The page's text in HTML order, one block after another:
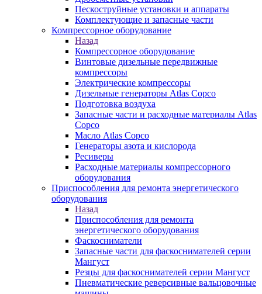
Пескоструйные установки и аппараты
Комплектующие и запасные части
Компрессорное оборудование
Назад
Компрессорное оборудование
Винтовые дизельные передвижные
компрессоры
Электрические компрессоры
Дизельные генераторы Atlas Copco
Подготовка воздуха
Запасные части и расходные материалы Atlas
Copco
Масло Atlas Copco
Генераторы азота и кислорода
Ресиверы
Расходные материалы компрессорного
оборудования
Приспособления для ремонта энергетического
оборудования
Назад
Приспособления для ремонта
энергетического оборудования
Фаскосниматели
Запасные части для фаскоснимателей серии
Мангуст
Резцы для фаскоснимателей серии Мангуст
Пневматические реверсивные вальцовочные